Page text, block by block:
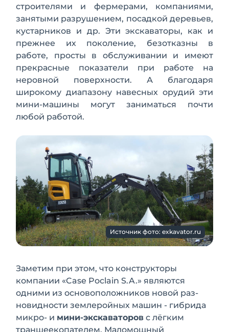
строителями и фермерами, компаниями,
занятыми разрушением, посадкой деревьев,
кустарников и др. Эти экскаваторы, как и
прежнее их по­коление, безотказны в
работе, просты в обслуживании и имеют
прекрасные по­казатели при работе на
неровной поверхности. А благодаря
широкому диа­пазону навесных орудий эти
мини-ма­шины могут заниматься почти
любой работой.
Источник фото: exkavator.ru
Заметим при этом, что конструкторы
компании «Case Poclain S.A.» являются
одними из основоположников новой раз­
новидности землеройных машин - гиб­рида
микро- и мини-экскаваторов с лёг­ким
траншеекопателем. Маломощный